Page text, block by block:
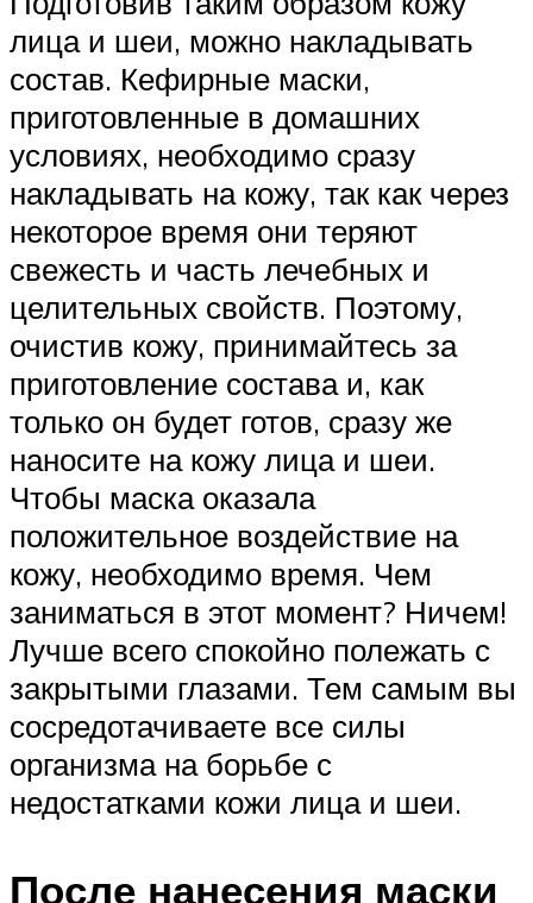
лица и шеи, можно накладывать
состав. Кефирные маски,
приготовленные в домашних
условиях, необходимо сразу
накладывать на кожу, так как через
некоторое время они теряют
свежесть и часть лечебных и
целительных свойств. Поэтому,
очистив кожу, принимайтесь за
приготовление состава и, как
только он будет готов, сразу же
наносите на кожу лица и шеи.
Чтобы маска оказала
положительное воздействие на
кожу, необходимо время. Чем
заниматься в этот момент? Ничем!
Лучше всего спокойно полежать с
закрытыми глазами. Тем самым вы
сосредотачиваете все силы
организма на борьбе с
недостатками кожи лица и шеи.
После нанесения маски